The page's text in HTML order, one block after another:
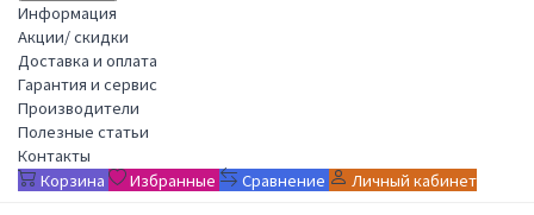
Информация
Акции/ скидки
Доставка и оплата
Гарантия и сервис
Производители
Полезные статьи
Контакты
Корзина
Избранные Сравнение Личный кабинет